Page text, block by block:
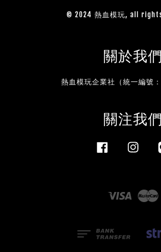
© 2024 熱血模玩, all
關於我們
熱血模玩企業社（統一編號
關注我們
Facebook
Visa